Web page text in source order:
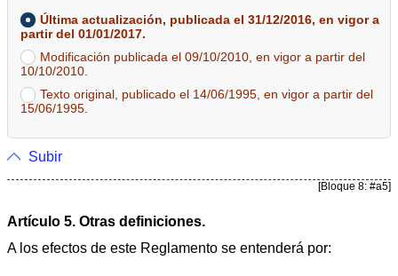
Última actualización, publicada el 31/12/2016, en vigor a
partir del 01/01/2017.
Modificación publicada el 09/10/2010, en vigor a partir del
10/10/2010.
Texto original, publicado el 14/06/1995, en vigor a partir del
15/06/1995.
Subir
[Bloque 8: #a5]
Artículo 5. Otras definiciones.
A los efectos de este Reglamento se entenderá por: